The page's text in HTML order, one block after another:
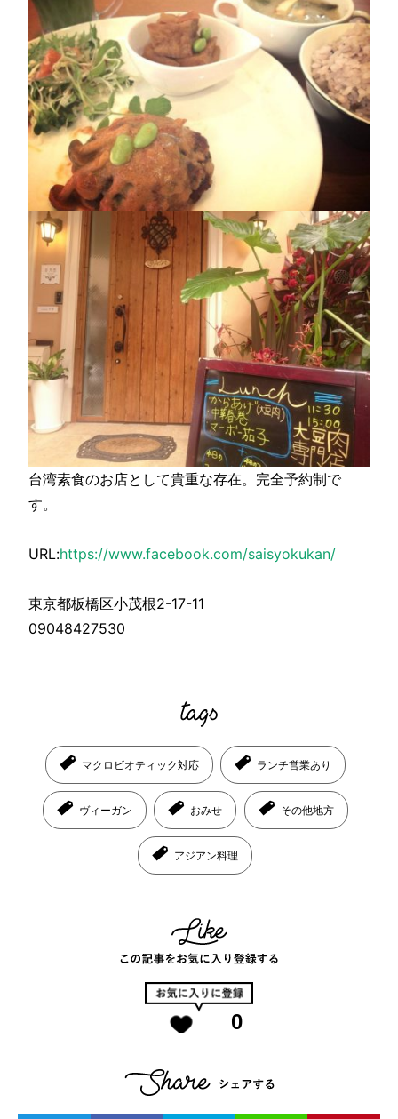
台湾素食のお店として貴重な存在。完全予約制で
す。
URL:https://www.facebook.com/saisyokukan/
東京都板橋区小茂根2-17-11
09048427530
マクロビオティック対応 ランチ営業あり
ヴィーガン おみせ その他地方
アジアン料理
0